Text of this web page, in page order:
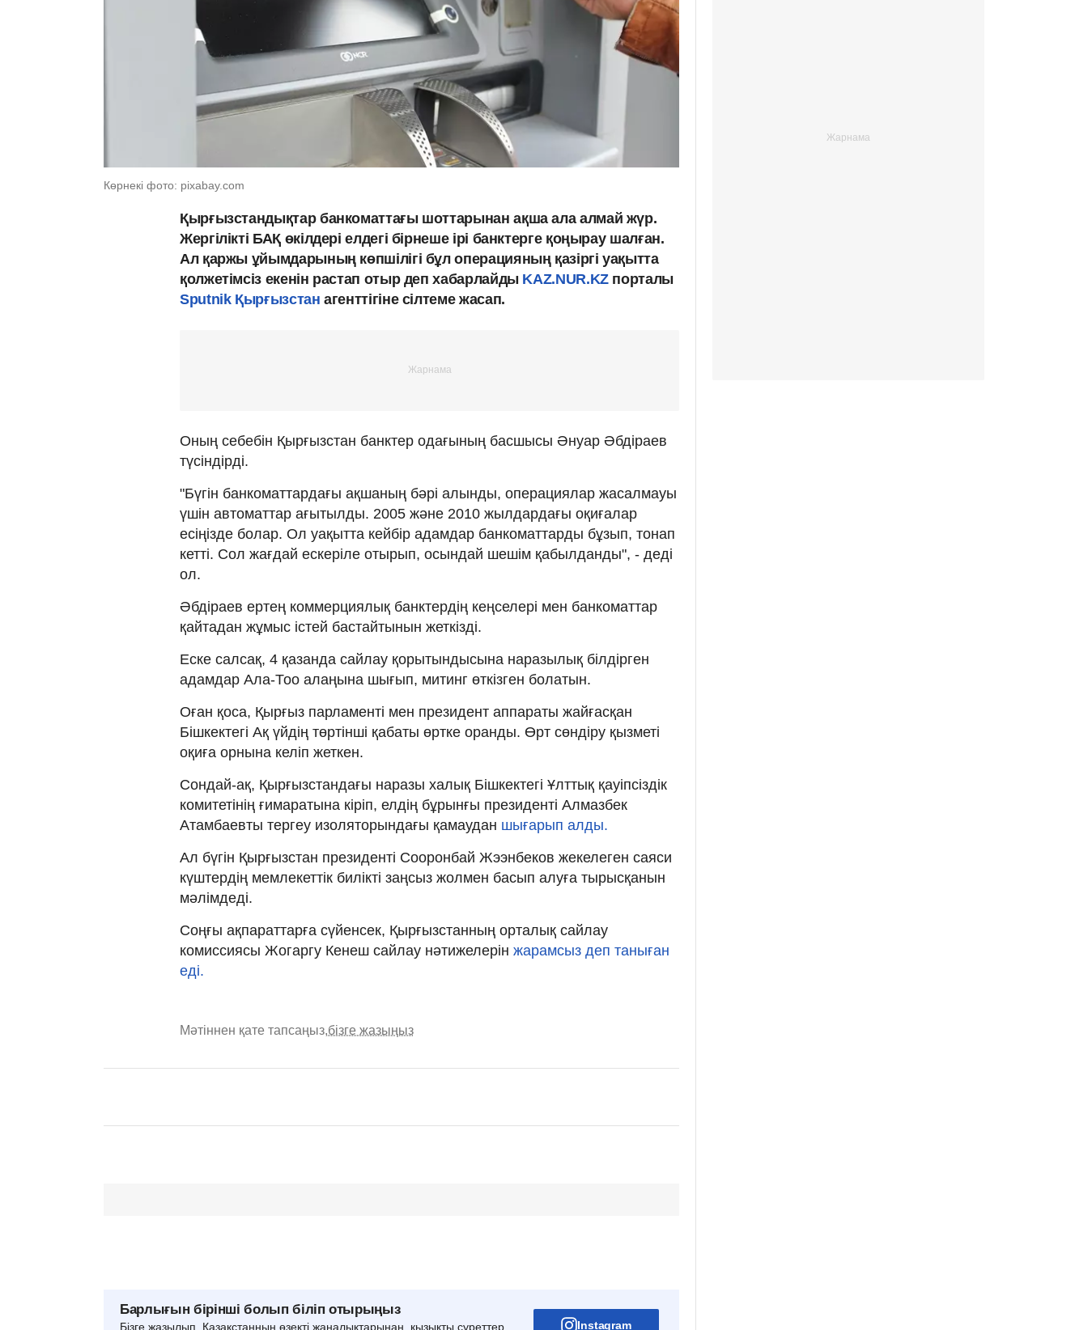
Көрнекі фото: pixabay.com
Қырғызстандықтар банкоматтағы шоттарынан ақша ала алмай жүр.
Жергілікті БАҚ өкілдері елдегі бірнеше ірі банктерге қоңырау шалған.
Ал қаржы ұйымдарының көпшілігі бұл операцияның қазіргі уақытта
қолжетімсіз екенін растап отыр деп хабарлайды KAZ.NUR.KZпорталы
Sputnik Қырғызстанагенттігіне сілтеме жасап.
Оның себебін Қырғызстан банктер одағының басшысы Әнуар Әбдіраев
түсіндірді.
"Бүгін банкоматтардағы ақшаның бәрі алынды, операциялар жасалмауы
үшін автоматтар ағытылды. 2005 және 2010 жылдардағы оқиғалар
есіңізде болар. Ол уақытта кейбір адамдар банкоматтарды бұзып, тонап
кетті. Сол жағдай ескеріле отырып, осындай шешім қабылданды", - деді
ол.
Әбдіраев ертең коммерциялық банктердің кеңселері мен банкоматтар
қайтадан жұмыс істей бастайтынын жеткізді.
Еске салсақ, 4 қазанда сайлау қорытындысына наразылық білдірген
адамдар Ала-Тоо алаңына шығып, митинг өткізген болатын.
Оған қоса, Қырғыз парламенті мен президент аппараты жайғасқан
Бішкектегі Ақ үйдің төртінші қабаты өртке оранды. Өрт сөндіру қызметі
оқиға орнына келіп жеткен.
Сондай-ақ, Қырғызстандағы наразы халық Бішкектегі Ұлттық қауіпсіздік
комитетінің ғимаратына кіріп, елдің бұрынғы президенті Алмазбек
Атамбаевты тергеу изоляторындағы қамаудан шығарып алды.
Ал бүгін Қырғызстан президенті Сооронбай Жээнбеков жекелеген саяси
күштердің мемлекеттік билікті заңсыз жолмен басып алуға тырысқанын
мәлімдеді.
Соңғы ақпараттарға сүйенсек, Қырғызстанның орталық сайлау
комиссиясы Жогаргу Кенеш сайлау нәтижелерін жарамсыз деп таныған
еді.
Мәтіннен қате тапсаңыз,бізге жазыңыз
Барлығын бірінші болып біліп отырыңыз
Бізге жазылып, Қазақстанның өзекті жаңалықтарынан, қызықты суреттер, Instagram